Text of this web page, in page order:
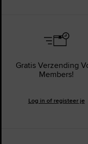
Gratis Verzending
Members!
Log in of registeer je